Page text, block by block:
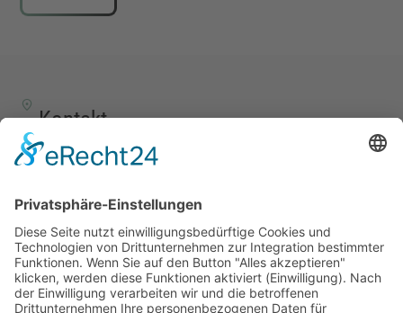
Kontakt
TALENTSCOUT CONSULTING GmbH
57258 Freudenberg
+49 (0) 15117609865
office(at)talentscout.de